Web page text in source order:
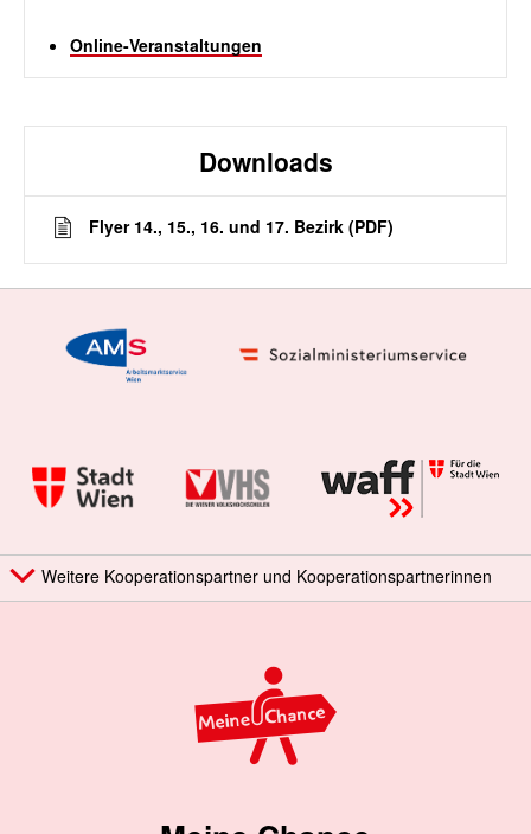
Online-Veranstaltungen
Downloads
Flyer 14., 15., 16. und 17. Bezirk (PDF)
Weitere Kooperationspartner und Kooperationspartnerinnen